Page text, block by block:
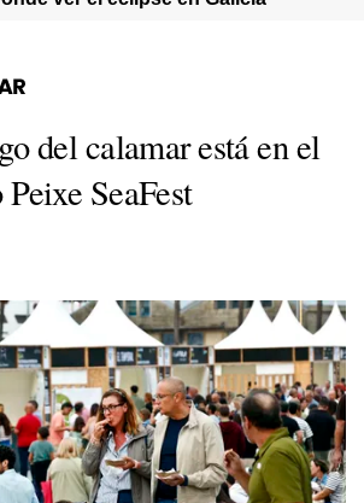
del calamar está en el
SeaFest